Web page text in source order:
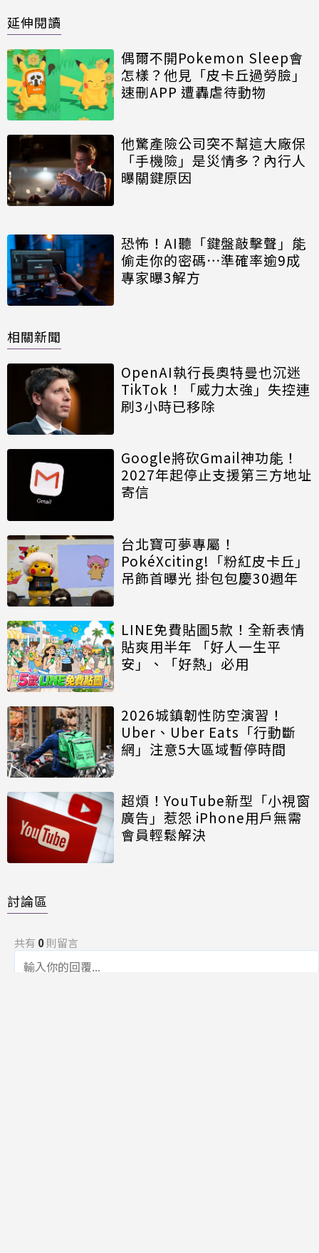
延伸閱讀
偶爾不開Pokemon Sleep會
怎樣？他見「皮卡丘過勞臉」
速刪APP 遭轟虐待動物
他驚產險公司突不幫這大廠保
「手機險」是災情多？內行人
曝關鍵原因
恐怖！AI聽「鍵盤敲擊聲」能
偷走你的密碼⋯準確率逾9成
專家曝3解方
相關新聞
OpenAI執行長奧特曼也沉迷
TikTok！「威力太強」失控連
刷3小時已移除
Google將砍Gmail神功能！
2027年起停止支援第三方地址
寄信
台北寶可夢專屬！
PokéXciting!「粉紅皮卡丘」
吊飾首曝光 掛包包慶30週年
LINE免費貼圖5款！全新表情
貼爽用半年 「好人一生平
安」、「好熱」必用
2026城鎮韌性防空演習！
Uber、Uber Eats「行動斷
網」注意5大區域暫停時間
超煩！YouTube新型「小視窗
廣告」惹怨 iPhone用戶無需
會員輕鬆解決
討論區
共有 0則留言